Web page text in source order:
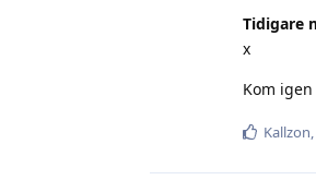
Tidigare
x
Kom
Kallzon,